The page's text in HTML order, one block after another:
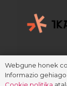
Webgune honek
Informazio